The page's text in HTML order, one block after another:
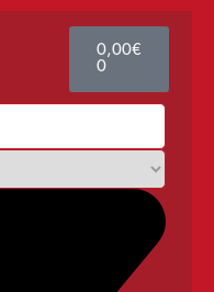
0,00€
0